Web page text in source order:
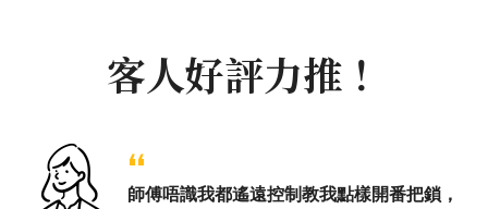
客人好評力推！
“
師傅唔識我都遙遠控制教我點樣開番把鎖，